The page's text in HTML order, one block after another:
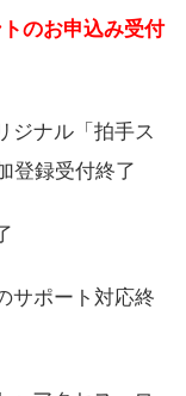
のお申込み受付
ジナル「拍手ス
登録受付終了
サポート対応終